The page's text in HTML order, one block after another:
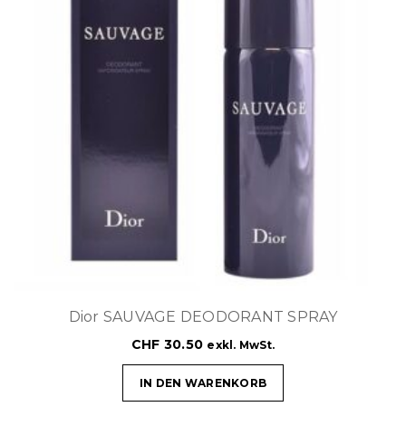
Dior SAUVAGE DEODORANT SPRAY
CHF 30.50 exkl. MwSt.
IN DEN WARENKORB